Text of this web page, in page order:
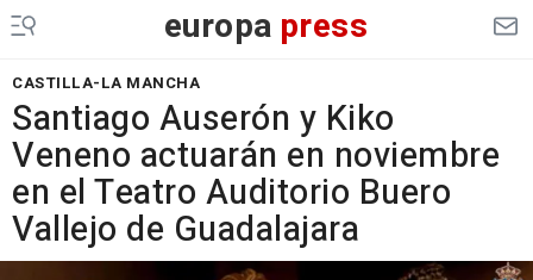
europa press
CASTILLA-LA MANCHA
Santiago Auserón y Kiko
Veneno actuarán en noviembre
en el Teatro Auditorio Buero
Vallejo de Guadalajara